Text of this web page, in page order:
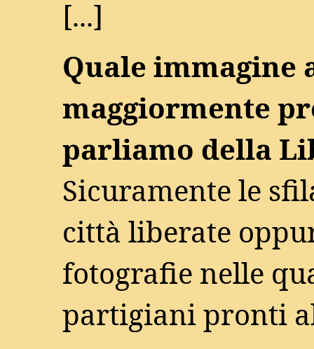
[...]
Quale immagine
maggiormente
parliamo della
Sicuramente le
città liberate
fotografie nelle
partigiani pronti